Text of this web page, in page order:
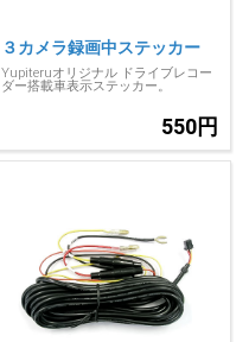
３カメラ録画中ステッカー
Yupiteruオリジナル ドライブレコー
ダー搭載車表示ステッカー。
550円